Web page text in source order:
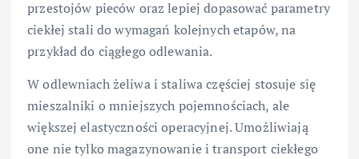
przestojów pieców oraz lepiej dopasować parametry
ciekłej stali do wymagań kolejnych etapów, na
przykład do ciągłego odlewania.
W odlewniach żeliwa i staliwa częściej stosuje się
mieszalniki o mniejszych pojemnościach, ale
większej elastyczności operacyjnej. Umożliwiają
one nie tylko magazynowanie i transport ciekłego